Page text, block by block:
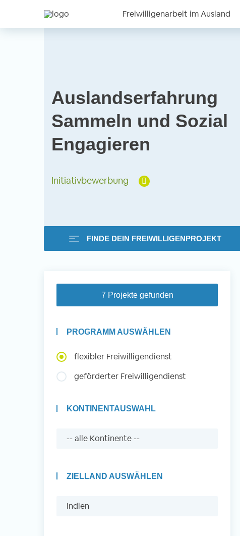
Freiwilligenarbeit im Ausland
Auslandserfahrung
Sammeln und Sozial
Engagieren
Initiativbewerbung
Freiwilligenarbeit im
Ausland -
Erfahrungsberichte
Auslandserfahrung
FINDE DEIN FREIWILLIGENPROJEKT
7 Projekte gefunden
PROGRAMM AUSWÄHLEN
flexibler Freiwilligendienst
geförderter Freiwilligendienst
KONTINENTAUSWAHL
ZIELLAND AUSWÄHLEN